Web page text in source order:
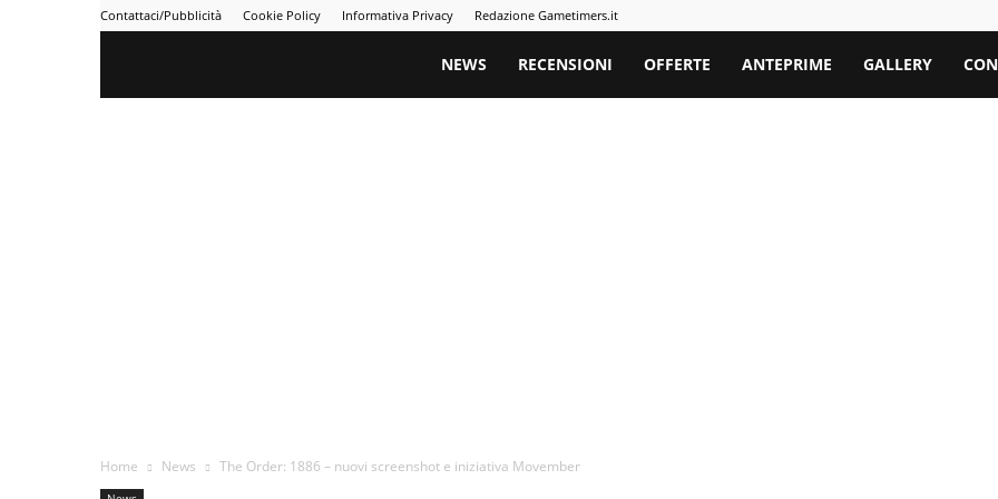
Contattaci/Pubblicità Cookie Policy Informativa Privacy Redazione Gametimers.it
Gametimers
NEWS RECENSIONI OFFERTE ANTEPRIME GALLERY
Home News The Order: 1886 – nuovi screenshot e iniziativa Movember